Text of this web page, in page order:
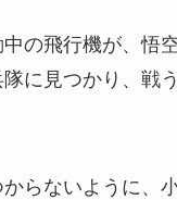
の飛行機が、悟
に見つかり、戦
らないように、